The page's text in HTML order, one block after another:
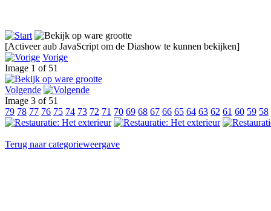
[Activeer aub JavaScript om de Diashow te kunnen bekijken]
Vorige
Image 1 of 51
Volgende
Image 3 of 51
79 78 77 76 75 74 73 72 71 70 69 68 67 66 65 64 63 62 61 60 59 58
Terug naar categorieweergave